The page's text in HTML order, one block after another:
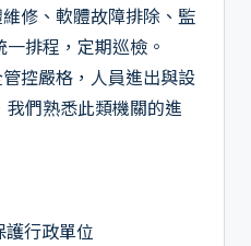
修、軟體故障排除、監
排程，定期巡檢。
控嚴格，人員進出與設
們熟悉此類機關的進
行政單位